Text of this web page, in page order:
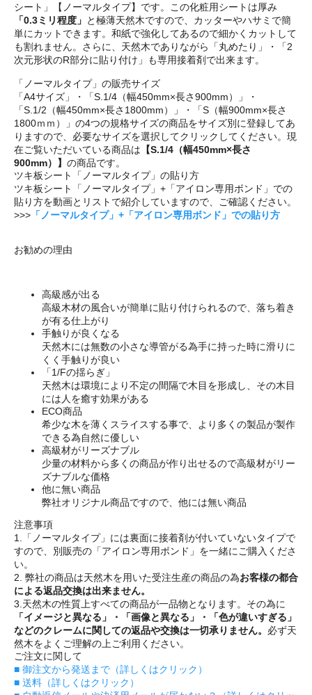
シート」【ノーマルタイプ】です。この化粧用シートは厚み
「0.3ミリ程度」 と極薄天然木ですので、カッターやハサミで簡
単にカットできます。和紙で強化してあるので細かくカットして
も割れません。さらに、天然木でありながら「丸めたり」・「2
次元形状のR部分に貼り付け」も専用接着剤で出来ます。
「ノーマルタイプ」の販売サイズ
「A4サイズ」・「S.1/4（幅450mm×長さ900mm）」・
「S.1/2（幅450mm×長さ1800mm）」・「S（幅900mm×長さ
1800ｍｍ）」の4つの規格サイズの商品をサイズ別に登録してあ
りますので、必要なサイズを選択してクリックしてください。現
在ご覧いただいている商品は 【S.1/4（幅450mm×長さ
900mm）】 の商品です。
ツキ板シート「ノーマルタイプ」の貼り方
ツキ板シート「ノーマルタイプ」+「アイロン専用ボンド」での
貼り方を動画とリストで紹介していますので、ご確認ください。
>>> 「ノーマルタイプ」+「アイロン専用ボンド」での貼り方
お勧めの理由
高級感が出る
高級木材の風合いが簡単に貼り付けられるので、落ち着き
が有る仕上がり
手触りが良くなる
天然木には無数の小さな導管がる為手に持った時に滑りに
くく手触りが良い
「1/Fの揺らぎ」
天然木は環境により不定の間隔で木目を形成し、その木目
には人を癒す効果がある
ECO商品
希少な木を薄くスライスする事で、より多くの製品が製作
できる為自然に優しい
高級材がリーズナブル
少量の材料から多くの商品が作り出せるので高級材がリー
ズナブルな価格
他に無い商品
弊社オリジナル商品ですので、他には無い商品
注意事項
1.「ノーマルタイプ」には裏面に接着剤が付いていないタイプで
すので、別販売の「アイロン専用ボンド」を一緒にご購入くださ
い。
2. 弊社の商品は天然木を用いた受注生産の商品の為お客様の都合
による返品交換は出来ません。
3.天然木の性質上すべての商品が一品物となります。その為に
「イメージと異なる」・「画像と異なる」・「色が違いすぎる」
などのクレームに関しての返品や交換は一切承りません。 必ず天
然木をよくご理解の上ご利用ください。
ご注文に関して
■ 御注文から発送まで（詳しくはクリック）
■ 送料（詳しくはクリック）